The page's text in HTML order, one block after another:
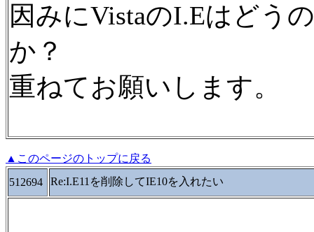
因みにVistaのI.Eはどう
か？
重ねてお願いします。
▲このページのトップに戻る
512694
Re:I.E11を削除してIE10を入れたい